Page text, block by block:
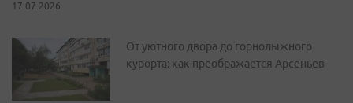
17.07.2026
От уютного двора до горнолыжного
курорта: как преображается Арсеньев